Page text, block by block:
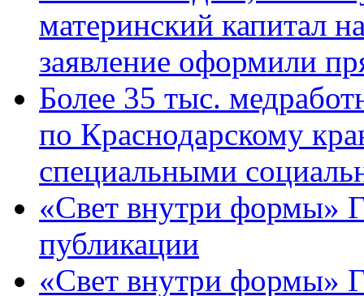
материнский капитал
заявление оформили
Более 35 тыс.
по Краснодарскому
специальными
«Свет внутри формы»
публикации
«Свет внутри формы»